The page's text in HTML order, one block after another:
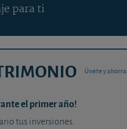
para ti
Únete y
el primer año!
tus inversiones.